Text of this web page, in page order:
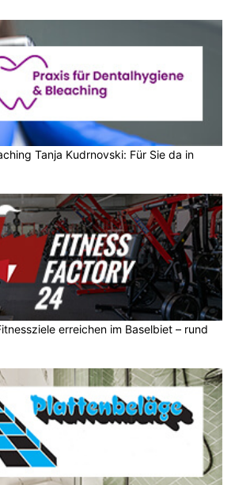
Tanja Kudrnovski: Für Sie da in
erreichen im Baselbiet – rund